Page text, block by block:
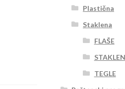
Plastična
Staklena
FLAŠE
TEGLE